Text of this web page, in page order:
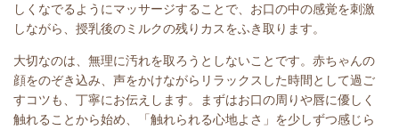
しくなでるようにマッサージすることで、お口の中の感覚を刺激
しながら、授乳後のミルクの残りカスをふき取ります。
大切なのは、無理に汚れを取ろうとしないことです。赤ちゃんの
顔をのぞき込み、声をかけながらリラックスした時間として過ご
すコツも、丁寧にお伝えします。まずはお口の周りや唇に優しく
触れることから始め、「触れられる心地よさ」を少しずつ感じら